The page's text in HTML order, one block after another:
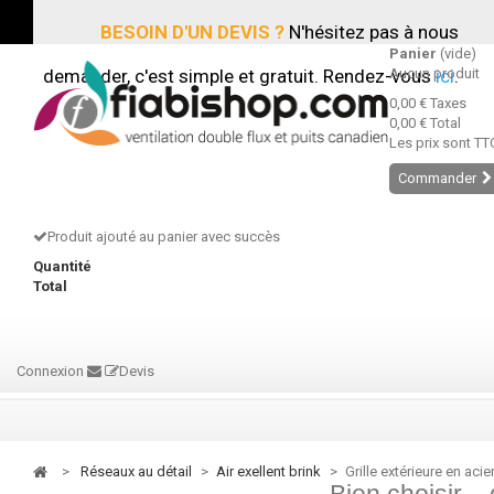
BESOIN D'UN DEVIS ?N'hésitez pas à nous
demander, c'est simple et gratuit. Rendez-vousici.
Panier (vide)
Aucun produit
0,00 € Taxes
0,00 € Total
Les prix sont
Commander
Produit ajouté au panier avec succès
Quantité
Total
Connexion Devis
> réseaux au détail > air exellent brink > Grille extérieure en